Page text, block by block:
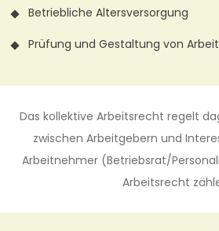
Betriebliche Altersversorgung
Prüfung und Gestaltung von
Das kollektive Arbeitsrecht regelt
zwischen Arbeitgebern und
Arbeitnehmer (Betriebsrat/
Arbeitsrecht